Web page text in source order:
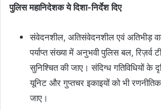
पुलिस महानिदेशक ये दिशा-निर्देश दिए
संवेदनशील, अतिसंवेदनशील एवं अतिभीड़ वाले
पर्याप्त संख्या में अनुभवी पुलिस बल, रिज़र्व
सुनिश्चित की जाए। संदिग्ध गतिविधियों के
यूनिट और गुप्तचर इकाइयों को भी
जाए।